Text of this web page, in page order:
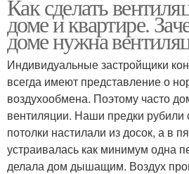
Как сделать
доме и квартире.
доме нужна
Индивидуальные застройщики
всегда имеют представление о
воздухообмена. Поэтому часто
вентиляции. Наши предки
потолки настилали из досок, а в
устраивалась как минимум одна
делала дом дышащим. Воздух